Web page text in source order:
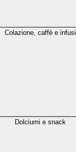
Colazione, caffè e infusi
Dolciumi e snack